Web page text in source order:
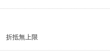
折抵無上限